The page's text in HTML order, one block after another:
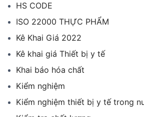
HS CODE
ISO 22000 THỰC PHẨM
Kê Khai Giá 2022
Kê khai giá Thiết bị y tế
Khai báo hóa chất
Kiểm nghiệm
Kiểm nghiệm thiết bị y tế trong